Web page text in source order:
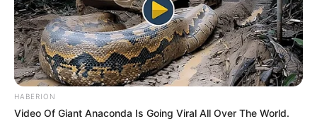
HABERION
Video Of Giant Anaconda Is Going Viral All Over The World.